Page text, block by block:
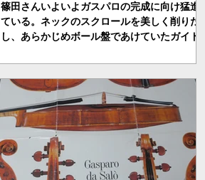
篠田さんいよいよガスパロの完成に向け猛進し
ている。ネックのスクロールを美しく削りだ
し、あらかじめボール盤であけていたガイドホ
板を仮止めしながらネックの角度（８７°）を
決める。７ｍｍＸ４ｍｍにのこで切りこみ、ノ
ミとやすりで徐々に掘り進...